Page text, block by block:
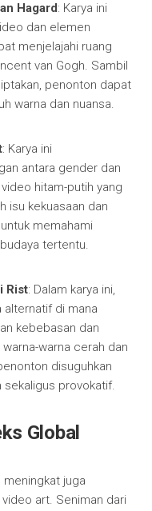
Hagard: Karya ini
dan elemen
menjelajahi ruang
van Gogh. Sambil
penonton dapat
warna dan nuansa.
: Karya ini
antara gender dan
hitam-putih yang
isu kekuasaan dan
memahami
tertentu.
Rist: Dalam karya ini,
alternatif di mana
kebebasan dan
warna cerah dan
disuguhkan
sekaligus provokatif.
Global
meningkat juga
art. Seniman dari